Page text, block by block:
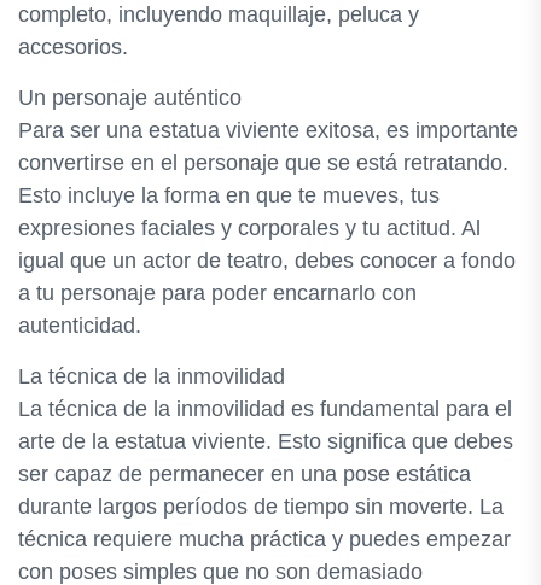
completo, incluyendo maquillaje, peluca y
accesorios.
Un personaje auténtico
Para ser una estatua viviente exitosa, es importante
convertirse en el personaje que se está retratando.
Esto incluye la forma en que te mueves, tus
expresiones faciales y corporales y tu actitud. Al
igual que un actor de teatro, debes conocer a fondo
a tu personaje para poder encarnarlo con
autenticidad.
La técnica de la inmovilidad
La técnica de la inmovilidad es fundamental para el
arte de la estatua viviente. Esto significa que debes
ser capaz de permanecer en una pose estática
durante largos períodos de tiempo sin moverte. La
técnica requiere mucha práctica y puedes empezar
con poses simples que no son demasiado